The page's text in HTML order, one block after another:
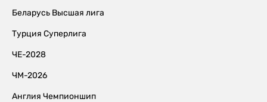
Беларусь Высшая лига
Турция Суперлига
ЧЕ-2028
ЧМ-2026
Англия Чемпионшип